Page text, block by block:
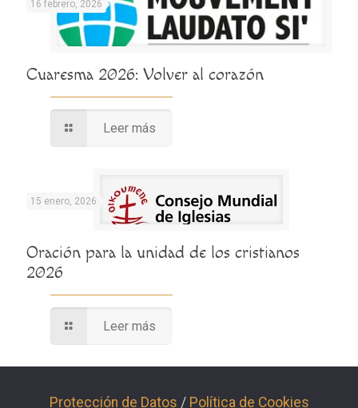
16 febrero, 2026
Cuaresma 2026: Volver al corazón
Leer más
15 enero, 2026
Oración para la unidad de los cristianos
2026
Leer más
Protección de Datos / Política de Cookies